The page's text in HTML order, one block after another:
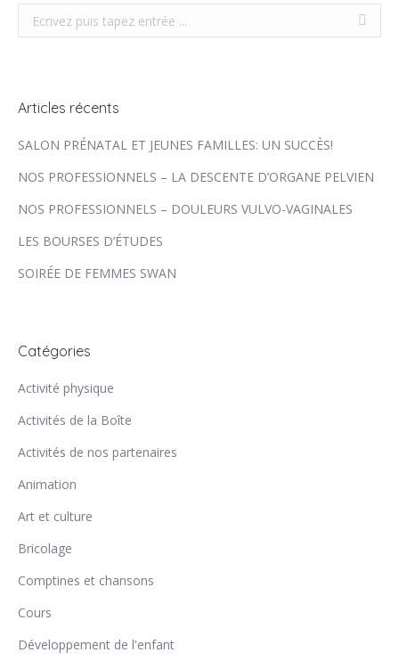
Recherche
Articles récents
SALON PRÉNATAL ET JEUNES FAMILLES: UN SUCCÈS!
NOS PROFESSIONNELS – LA DESCENTE D’ORGANE PELVIEN
NOS PROFESSIONNELS – DOULEURS VULVO-VAGINALES
LES BOURSES D’ÉTUDES
SOIRÉE DE FEMMES SWAN
Catégories
Activité physique
Activités de la Boîte
Activités de nos partenaires
Animation
Art et culture
Bricolage
Comptines et chansons
Cours
Développement de l'enfant